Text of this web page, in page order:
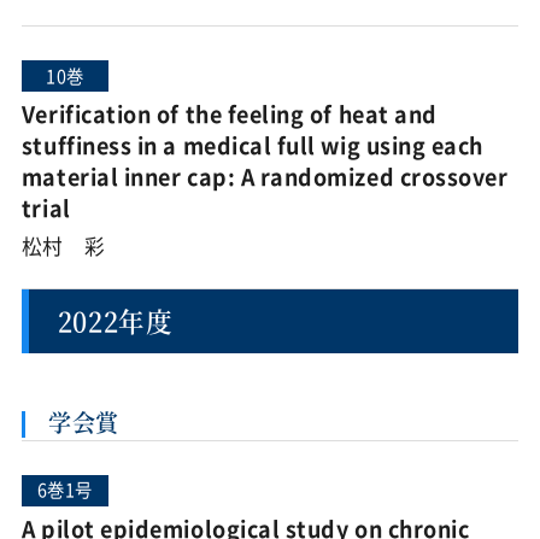
10巻
Verification of the feeling of heat and
stuffiness in a medical full wig using each
material inner cap: A randomized crossover
trial
松村 彩
2022年度
学会賞
6巻1号
A pilot epidemiological study on chronic